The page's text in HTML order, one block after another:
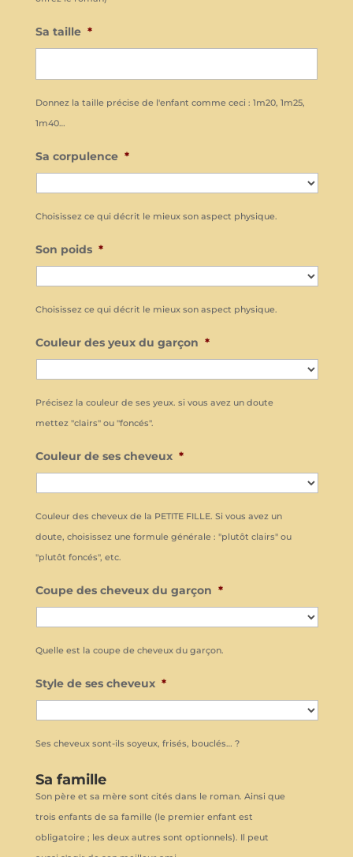
Sa taille *
Donnez la taille précise de l'enfant comme ceci : 1m20, 1m25,
1m40…
Sa corpulence *
Choisissez ce qui décrit le mieux son aspect physique.
Son poids *
Choisissez ce qui décrit le mieux son aspect physique.
Couleur des yeux du garçon *
Précisez la couleur de ses yeux. si vous avez un doute
mettez "clairs" ou "foncés".
Couleur de ses cheveux *
Couleur des cheveux de la PETITE FILLE. Si vous avez un
doute, choisissez une formule générale : "plutôt clairs" ou
"plutôt foncés", etc.
Coupe des cheveux du garçon *
Quelle est la coupe de cheveux du garçon.
Style de ses cheveux *
Ses cheveux sont-ils soyeux, frisés, bouclés… ?
Sa famille
Son père et sa mère sont cités dans le roman. Ainsi que
trois enfants de sa famille (le premier enfant est
obligatoire ; les deux autres sont optionnels). Il peut